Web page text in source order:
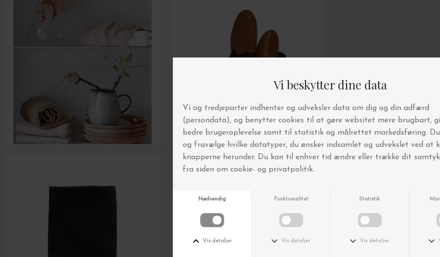
Spar 5% på din første ordre!
Gør som over 6.000 andre interiør-
elskere
Tilmeld dig vores nyhedsbrev
▪️ Automatisk deltagelse i konkurrencer
Gælder ikke i forvejen nedsatte varer.